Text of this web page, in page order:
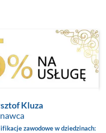
Kluza
zawodowe w dziedzinach: